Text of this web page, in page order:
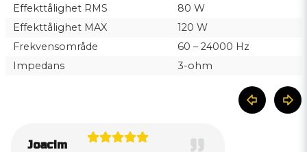
Effekttålighet RMS
80 W
Effekttålighet MAX
120 W
Frekvensområde
60 – 24000 Hz
Impedans
3-ohm
Joacim